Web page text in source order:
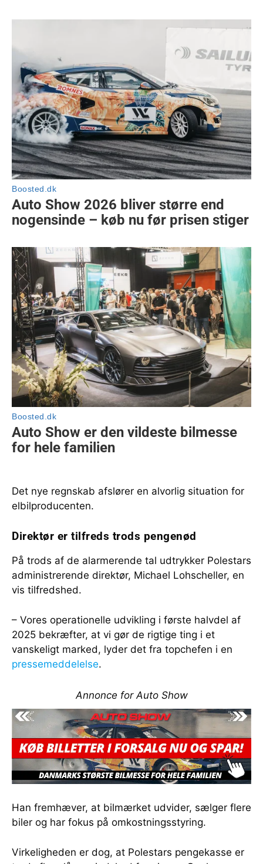
Det nye regnskab afslører en alvorlig situation for
elbilproducenten.
Direktør er tilfreds trods pengenød
På trods af de alarmerende tal udtrykker Polestars
administrerende direktør, Michael Lohscheller, en
vis tilfredshed.
– Vores operationelle udvikling i første halvdel af
2025 bekræfter, at vi gør de rigtige ting i et
vanskeligt marked, lyder det fra topchefen i en
pressemeddelelse.
Annonce for Auto Show
Han fremhæver, at bilmærket udvider, sælger flere
biler og har fokus på omkostningsstyring.
Virkeligheden er dog, at Polestars pengekasse er